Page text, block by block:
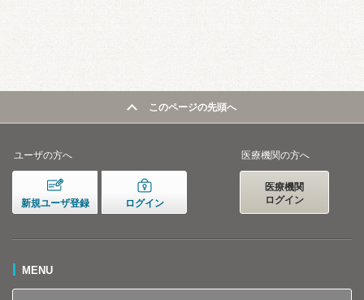
このページの先頭へ
ユーザの方へ
新規ユーザ登録 ログイン
医療機関の方へ
医療機関
ログイン
MENU